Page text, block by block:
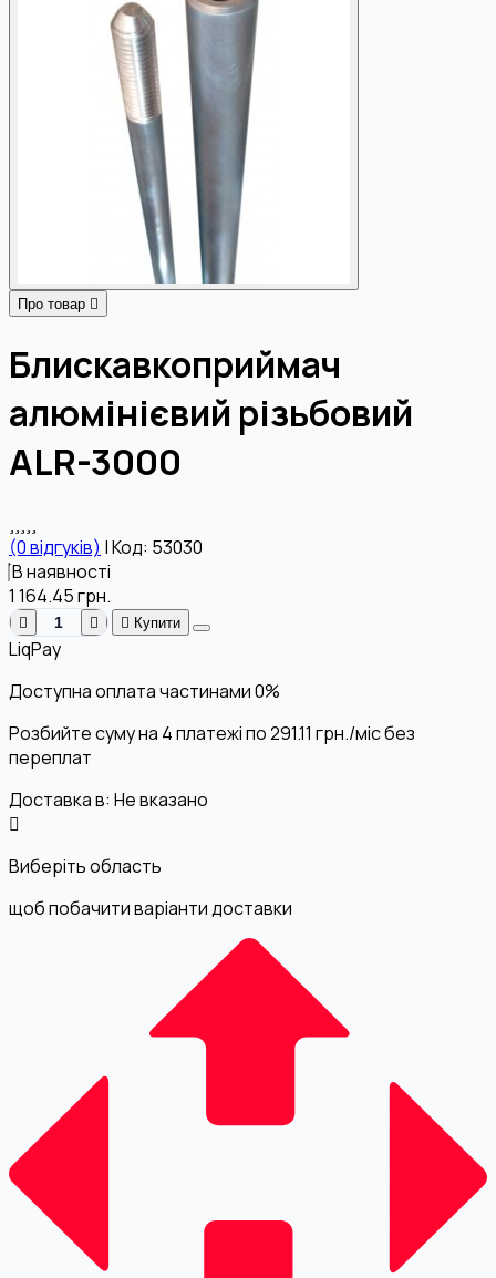
Про товар
Блискавкоприймач
алюмінієвий різьбовий
ALR-3000
(0 відгуків) |Код: 53030
В наявності
1 164.45грн.
Купити
LiqPay
Доступна оплата частинами0%
Розбийте суму на 4 платежі по291.11 грн./міс без
переплат
Доставка в: Не вказано
Виберіть область
щоб побачити варіанти доставки